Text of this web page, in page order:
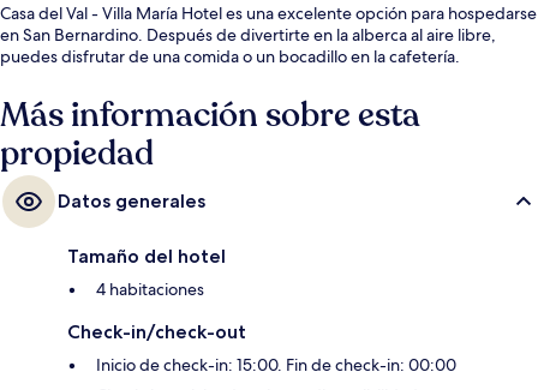
Casa del Val - Villa María Hotel es una excelente opción para hospedarse
en San Bernardino. Después de divertirte en la alberca al aire libre,
puedes disfrutar de una comida o un bocadillo en la cafetería.
Más información sobre esta
propiedad
Datos generales
Tamaño del hotel
4 habitaciones
Check-in/check-out
Inicio de check-in: 15:00. Fin de check-in: 00:00